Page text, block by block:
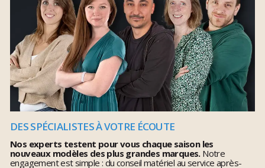
DES SPÉCIALISTES À VOTRE ÉCOUTE
Nos experts testent pour vous chaque saison les
nouveaux modèles des plus grandes marques.Notre
engagement est simple : du conseil matériel au service après-